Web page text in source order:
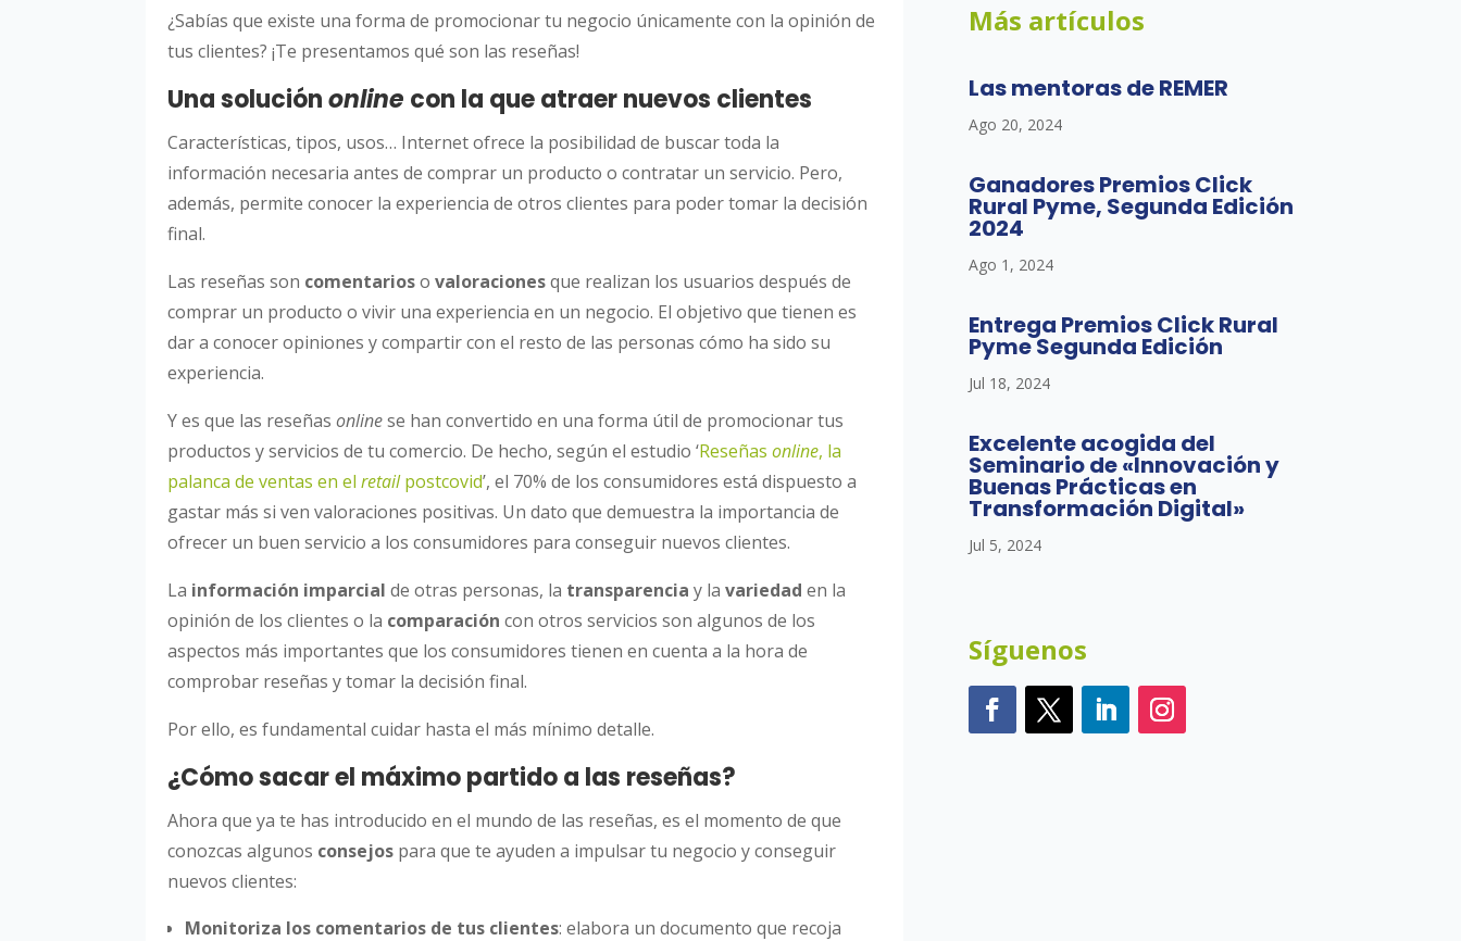
¿Sabías que existe una forma de promocionar tu negocio únicamente con la opinión de
tus clientes? ¡Te presentamos qué son las reseñas!
Una soluciónonline con la que atraer nuevos clientes
Características, tipos, usos… Internet ofrece la posibilidad de buscar toda la
información necesaria antes de comprar un producto o contratar un servicio. Pero,
además, permite conocer la experiencia de otros clientes para poder tomar la decisión
final.
Las reseñas son comentariosovaloracionesque realizan los usuarios después de
comprar un producto o vivir una experiencia en un negocio. El objetivo que tienen es
dar a conocer opiniones y compartir con el resto de las personas cómo ha sido su
experiencia.
Y es que las reseñasonlinese han convertido en una forma útil de promocionar tus
productos y servicios de tu comercio. De hecho, según el estudio ‘Reseñasonline, la
palanca de ventas en elretailpostcovid’, el 70% de los consumidores está dispuesto a
gastar más si ven valoraciones positivas. Un dato que demuestra la importancia de
ofrecer un buen servicio a los consumidores para conseguir nuevos clientes.
La información imparcial de otras personas, la transparencia y lavariedad en la
opinión de los clientes o la comparación con otros servicios son algunos de los
aspectos más importantes que los consumidores tienen en cuenta a la hora de
comprobar reseñas y tomar la decisión final.
Por ello, es fundamental cuidar hasta el más mínimo detalle.
¿Cómo sacar el máximo partido a las reseñas?
Ahora que ya te has introducido en el mundo de las reseñas, es el momento de que
conozcas algunos consejos para que te ayuden a impulsar tu negocio y conseguir
nuevos clientes:
Monitoriza los comentarios de tus clientes: elabora un documento que recoja
Más artículos
Las mentoras de REMER
Ago 20, 2024
Ganadores Premios Click
Rural Pyme, Segunda Edición
2024
Ago 1, 2024
Entrega Premios Click Rural
Pyme Segunda Edición
Jul 18, 2024
Excelente acogida del
Seminario de «Innovación y
Buenas Prácticas en
Transformación Digital»
Jul 5, 2024
Síguenos